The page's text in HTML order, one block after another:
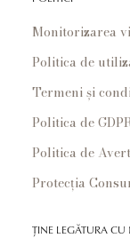
Monitorizarea
Politica de
Termeni și
Politica de
Politica de
Protecția
ȚINE LEGĂTURA